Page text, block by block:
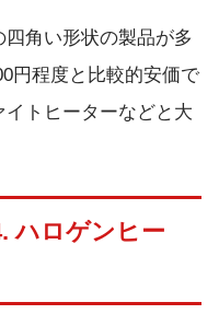
角い形状の製品が多
円程度と比較的安価で
トヒーターなどと大
ハロゲンヒー